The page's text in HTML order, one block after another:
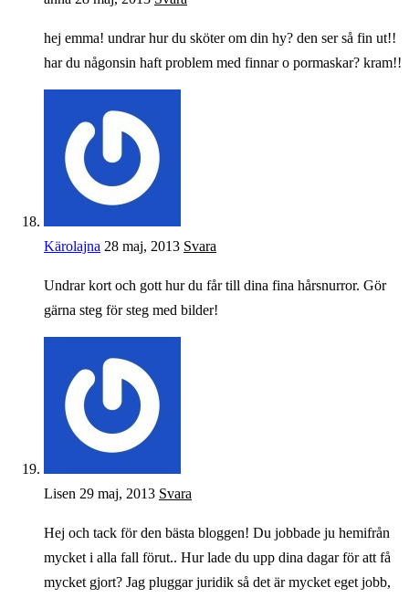
hej emma! undrar hur du sköter om din hy? den ser så fin ut!!
har du någonsin haft problem med finnar o pormaskar? kram!!
Kärolajna 28 maj, 2013 Svara
Undrar kort och gott hur du får till dina fina hårsnurror. Gör
gärna steg för steg med bilder!
Lisen 29 maj, 2013 Svara
Hej och tack för den bästa bloggen! Du jobbade ju hemifrån
mycket i alla fall förut.. Hur lade du upp dina dagar för att få
mycket gjort? Jag pluggar juridik så det är mycket eget jobb,